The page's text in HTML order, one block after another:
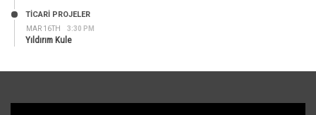
MAR 16TH 3:30 PM
TİCARİ PROJELER
Yıldırım Kule